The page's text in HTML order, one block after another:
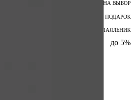
ПОДАРОК НА ВЫБОР
ШПАТЕЛЬ В ПОДАРОК
БЕСПРОВОДНОЙ ПАЯЛЬНИК
до 5%